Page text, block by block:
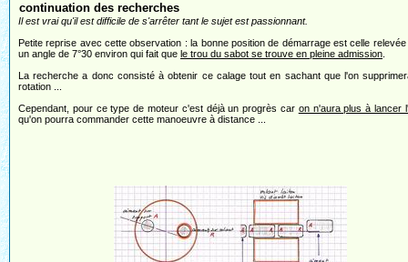
continuation des recherches
Il est vrai qu'il est difficile de s'arrêter tant le sujet est passionnant.
Petite reprise avec cette observation : la bonne position de démarrage est celle
un angle de 7°30 environ qui fait que le trou du sabot se trouve en pleine admission
La recherche a donc consisté à obtenir ce calage tout en sachant que l'on
rotation ...
Cependant, pour ce type de moteur c'est déjà un progrès car on n'aura plus à lancer
qu'on pourra commander cette manoeuvre à distance ...